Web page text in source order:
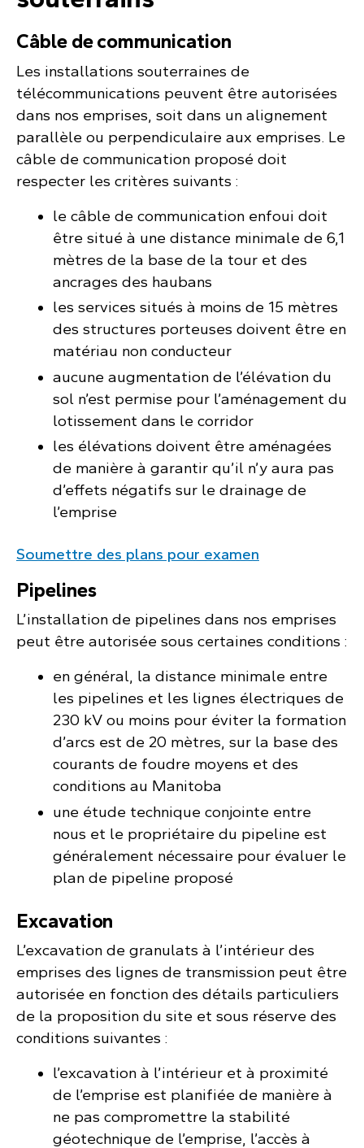
Câble de communication
Les installations souterraines de
télécommunications peuvent être autorisées
dans nos emprises, soit dans un alignement
parallèle ou perpendiculaire aux emprises. Le
câble de communication proposé doit
respecter les critères suivants :
le câble de communication enfoui doit
être situé à une distance minimale de 6,1
mètres de la base de la tour et des
ancrages des haubans
les services situés à moins de 15 mètres
des structures porteuses doivent être en
matériau non conducteur
aucune augmentation de l’élévation du
sol n’est permise pour l’aménagement du
lotissement dans le corridor
les élévations doivent être aménagées
de manière à garantir qu’il n’y aura pas
d’effets négatifs sur le drainage de
l’emprise
Soumettre des plans pour examen
Pipelines
L’installation de pipelines dans nos emprises
peut être autorisée sous certaines conditions :
en général, la distance minimale entre
les pipelines et les lignes électriques de
230 kV ou moins pour éviter la formation
d’arcs est de 20 mètres, sur la base des
courants de foudre moyens et des
conditions au Manitoba
une étude technique conjointe entre
nous et le propriétaire du pipeline est
généralement nécessaire pour évaluer le
plan de pipeline proposé
Excavation
L’excavation de granulats à l’intérieur des
emprises des lignes de transmission peut être
autorisée en fonction des détails particuliers
de la proposition du site et sous réserve des
conditions suivantes :
l’excavation à l’intérieur et à proximité
de l’emprise est planifiée de manière à
ne pas compromettre la stabilité
géotechnique de l’emprise, l’accès à